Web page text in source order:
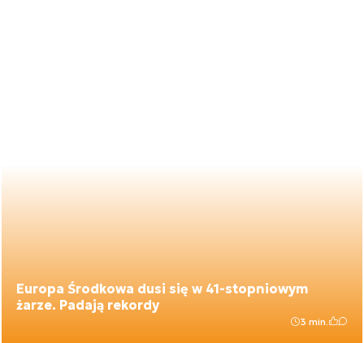
Europa Środkowa dusi się w 41-stopniowym
żarze. Padają rekordy
3 min.